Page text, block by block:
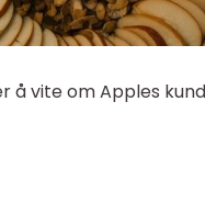
å vite om Apples